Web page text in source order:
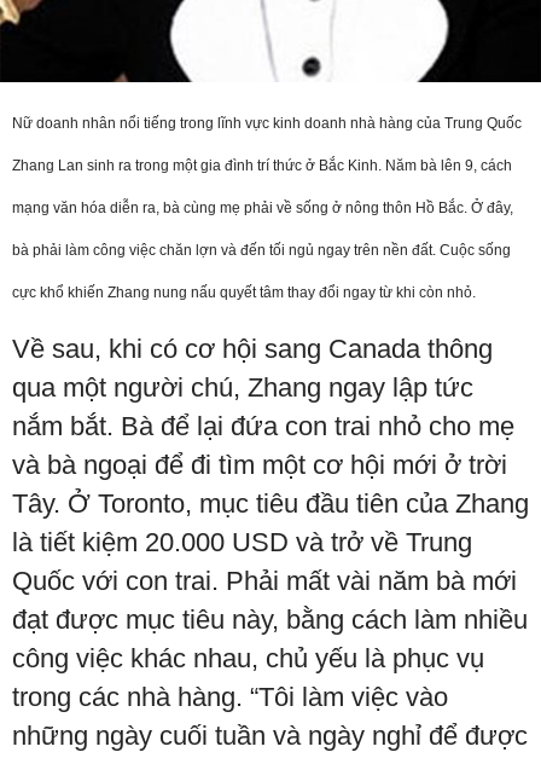
Nữ doanh nhân nổi tiếng trong lĩnh vực kinh doanh nhà hàng của Trung Quốc
Zhang Lan sinh ra trong một gia đình trí thức ở Bắc Kinh. Năm bà lên 9, cách
mạng văn hóa diễn ra, bà cùng mẹ phải về sống ở nông thôn Hồ Bắc. Ở đây,
bà phải làm công việc chăn lợn và đến tối ngủ ngay trên nền đất. Cuộc sống
cực khổ khiến Zhang nung nấu quyết tâm thay đổi ngay từ khi còn nhỏ.
Về sau, khi có cơ hội sang Canada thông
qua một người chú, Zhang ngay lập tức
nắm bắt. Bà để lại đứa con trai nhỏ cho mẹ
và bà ngoại để đi tìm một cơ hội mới ở trời
Tây. Ở Toronto, mục tiêu đầu tiên của Zhang
là tiết kiệm 20.000 USD và trở về Trung
Quốc với con trai. Phải mất vài năm bà mới
đạt được mục tiêu này, bằng cách làm nhiều
công việc khác nhau, chủ yếu là phục vụ
trong các nhà hàng. “Tôi làm việc vào
những ngày cuối tuần và ngày nghỉ để được